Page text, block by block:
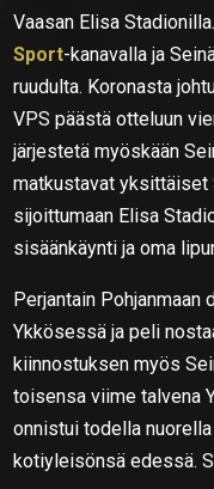
Vaasan Elisa
Sport-kanavalla ja
ruudulta. Koronasta
VPS päästä otteluun
järjestetä myöskään
matkustavat yksittäiset
sijoittumaan Elisa
sisäänkäynti ja oma
Perjantain Pohjanmaan
Ykkösessä ja peli
kiinnostuksen myös
toisensa viime talvena
onnistui todella
kotiyleisönsä edessä.